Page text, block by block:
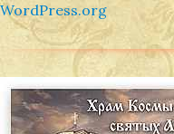
WordPress.org